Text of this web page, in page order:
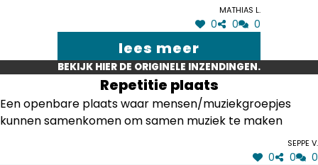
Mathias L.
0 0 0
lees meer
BEKIJK HIER DE ORIGINELE INZENDINGEN.
Repetitie plaats
Een openbare plaats waar mensen/muziekgroepjes
kunnen samenkomen om samen muziek te maken
Seppe V.
0 0 0